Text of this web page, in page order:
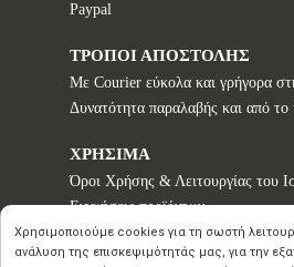
Paypal
ΤΡΟΠΟΙ ΑΠΟΣΤΟΛΗΣ
Με Courier εύκολα και γρήγορα
Δυνατότητα παραλαβής και από το
ΧΡΗΣΙΜΑ
Όροι Χρήσης & Λειτουργίας του
Εγγυήσεις προϊόντων
Τρόποι παραγγελίας
Πολιτική επιστροφών - Δικαίωμα
Χρησιμοποιούμε cookies για τη σωστή
ανάλυση της επισκεψιμότητάς μας, για την